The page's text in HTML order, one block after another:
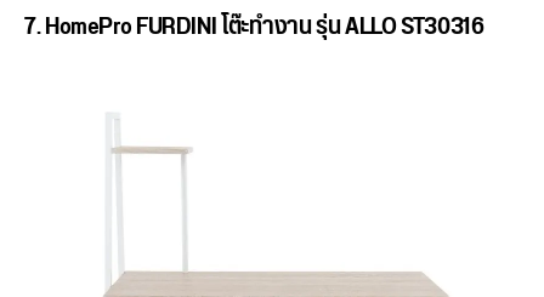
7. HomePro FURDINI โต๊ะทำงาน รุ่น ALLO ST30316